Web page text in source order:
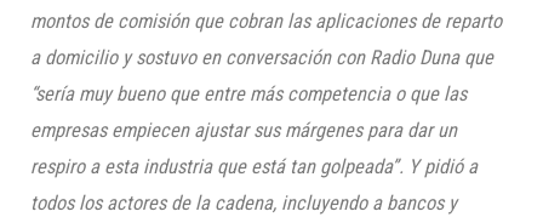
montos de comisión que cobran las aplicaciones de reparto
a domicilio y sostuvo en conversación con Radio Duna que
“sería muy bueno que entre más competencia o que las
empresas empiecen ajustar sus márgenes para dar un
respiro a esta industria que está tan golpeada”. Y pidió a
todos los actores de la cadena, incluyendo a bancos y